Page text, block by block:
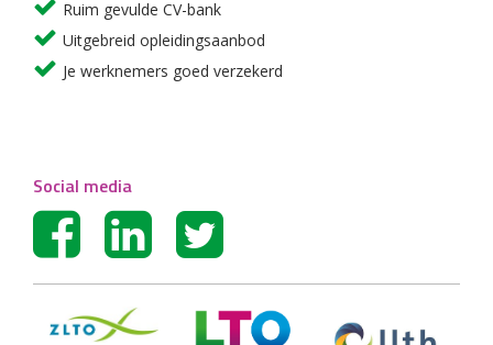
Ruim gevulde CV-bank
Uitgebreid opleidingsaanbod
Je werknemers goed verzekerd
Social media